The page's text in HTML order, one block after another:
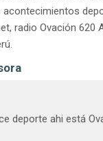
radio Ovación 620
deporte ahi está